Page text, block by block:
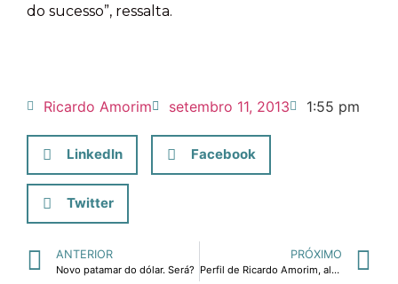
do sucesso”, ressalta.
Ricardo Amorim setembro 11, 2013 1:55 pm
LinkedIn Facebook
Twitter
ANTERIOR
Novo patamar do dólar. Será?
PRÓXIMO
Perfil de Ricardo Amorim, além do Manhattan Connection